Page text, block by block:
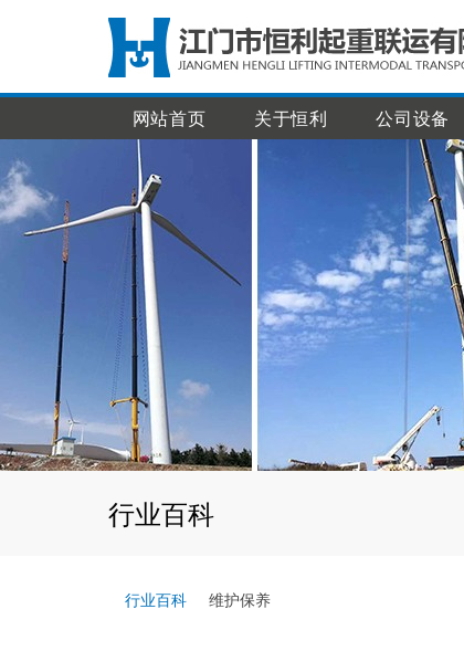
网站首页 关于恒利 公司设备
行业百科
行业百科 维护保养